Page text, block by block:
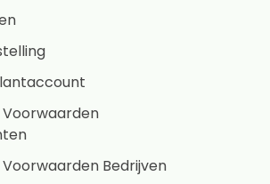
Bedrijven